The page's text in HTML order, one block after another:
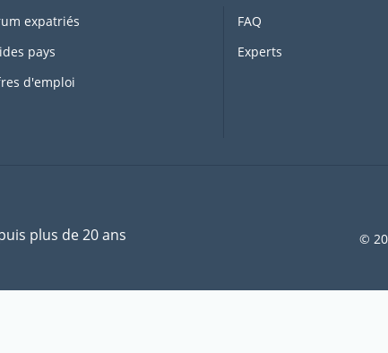
expatriés
pays
d'emploi
FAQ
Experts
©
plus de 20 ans